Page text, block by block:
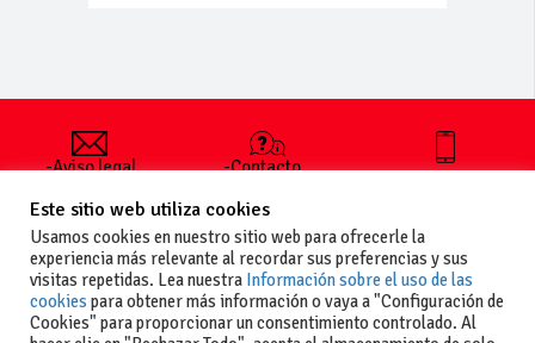
-Aviso legal
generales
de uso
-Política de
privacidad
-Política de
cookies
-Contacto
publicar un
anuncio
-Vende+
+34 627 35
Este sitio web utiliza cookies
Usamos cookies en nuestro sitio web para ofrecerle la
experiencia más relevante al recordar sus preferencias y sus
visitas repetidas. Lea nuestra Información sobre el uso de las
cookies para obtener más información o vaya a "Configuración de
Cookies" para proporcionar un consentimiento controlado. Al